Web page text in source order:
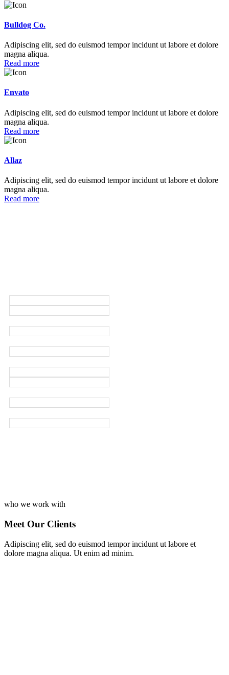
Bulldog Co.
Adipiscing elit, sed do euismod tempor incidunt ut labore et dolore
magna aliqua.
Read more
Envato
Adipiscing elit, sed do euismod tempor incidunt ut labore et dolore
magna aliqua.
Read more
Allaz
Adipiscing elit, sed do euismod tempor incidunt ut labore et dolore
magna aliqua.
Read more
who we work with
Meet Our Clients
Adipiscing elit, sed do euismod tempor incidunt ut labore et
dolore magna aliqua. Ut enim ad minim.